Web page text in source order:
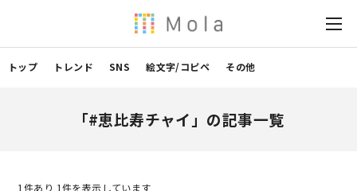
トップ トレンド SNS 絵文字/コピペ その他
「#恵比寿チャイ」の記事一覧
1 件あり 1件を表示しています